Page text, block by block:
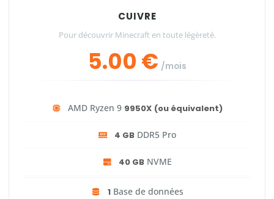
CUIVRE
Pour découvrir Minecraft en toute légèreté.
5.00 € /mois
AMD Ryzen 9 9950X (ou équivalent)
4 GB DDR5 Pro
40 GB NVME
1Base de données